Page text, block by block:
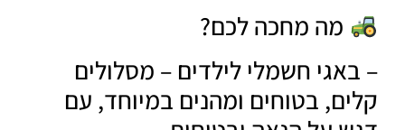
מה מחכה לכם?
חשמלי לילדים – מסלולים
בטוחים ומהנים במיוחד, עם